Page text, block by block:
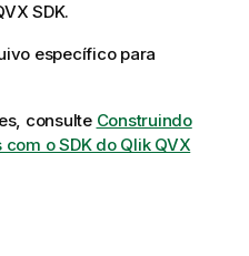
SDK.
específico para
consulte Construindo
o SDK do Qlik QVX